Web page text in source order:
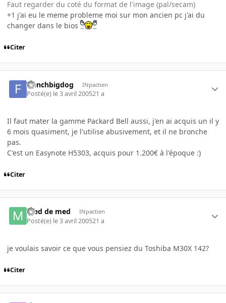
Faut regarder du coté du format de l'image (pal/secam)
+1 j'ai eu le meme probleme moi sur mon ancien pc j'ai du
changer dans le bios
Citer
frenchbigdog INpactien
Posté(e) le 3 avril 200521 a
Il faut mater la gamme Packard Bell aussi, j'en ai acquis un il y
6 mois quasiment, je l'utilise abusivement, et il ne bronche
pas.
C'est un Easynote H5303, acquis pour 1.200€ à l'époque :)
Citer
med de med INpactien
Posté(e) le 3 avril 200521 a
je voulais savoir ce que vous pensiez du Toshiba M30X 142?
Citer